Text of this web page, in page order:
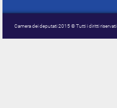
Camera dei deputati 2015 © Tutti i diritti riservati